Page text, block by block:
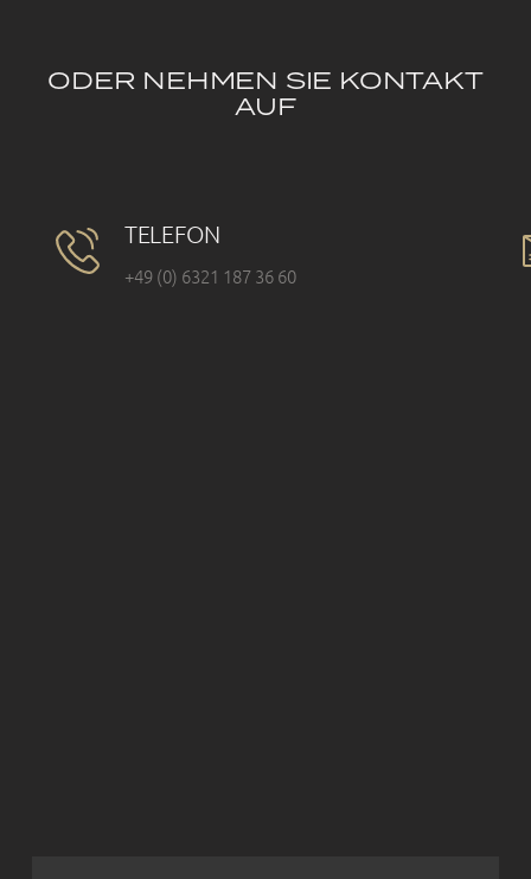
ODER NEHMEN SIE KONTAKT
AUF
TELEFON
+49 (0) 6321 187 36 60